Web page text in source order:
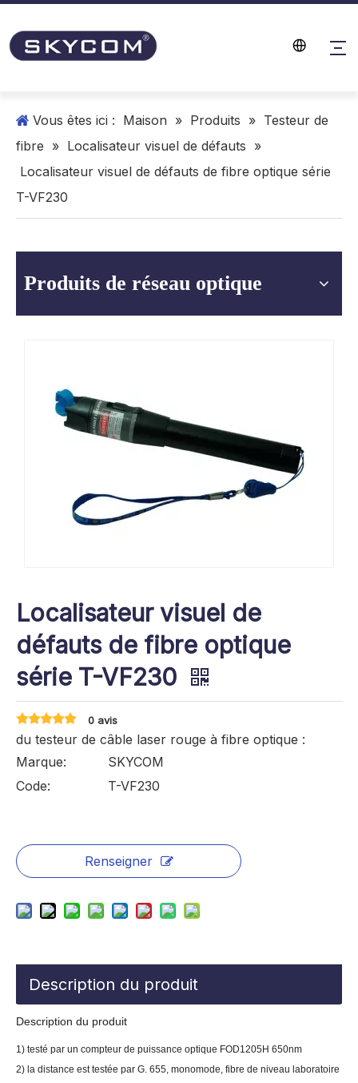
Vous êtes ici : Maison » Produits » Testeur de
fibre » Localisateur visuel de défauts »
Localisateur visuel de défauts de fibre optique série
T-VF230
Produits de réseau optique
Localisateur visuel de
défauts de fibre optique
série T-VF230
0 avis
du testeur de câble laser rouge à fibre optique :
Marque:
SKYCOM
Code:
T-VF230
Renseigner
Description du produit
Description du produit
1) testé par un compteur de puissance optique FOD1205H 650nm
2) la distance est testée par G. 655, monomode, fibre de niveau laboratoire